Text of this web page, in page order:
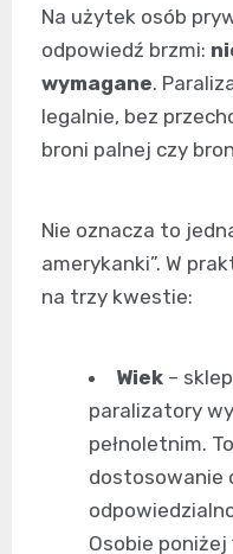
Na użytek osób
odpowiedź brzmi:
wymagane.
legalnie, bez
broni palnej czy
Nie oznacza to
amerykanki”. W
na trzy kwestie:
Wiek –
paralizatory
pełnoletnim.
dostosowanie
Osobie